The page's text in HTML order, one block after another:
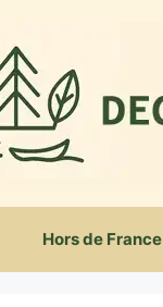
Hors de France